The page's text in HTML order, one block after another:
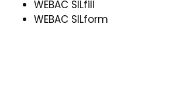
WEBAC SILfill
WEBAC SILform